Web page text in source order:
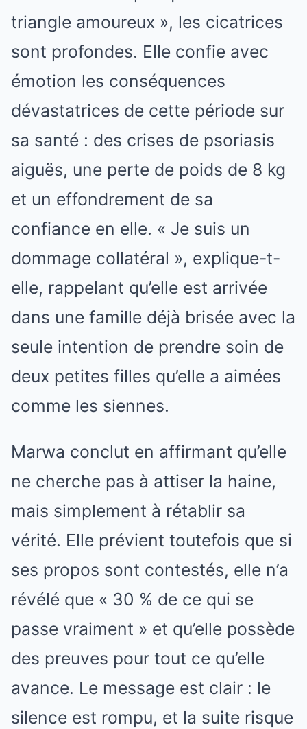
triangle amoureux », les cicatrices
sont profondes. Elle confie avec
émotion les conséquences
dévastatrices de cette période sur
sa santé : des crises de psoriasis
aiguës, une perte de poids de 8 kg
et un effondrement de sa
confiance en elle. « Je suis un
dommage collatéral », explique-t-
elle, rappelant qu’elle est arrivée
dans une famille déjà brisée avec la
seule intention de prendre soin de
deux petites filles qu’elle a aimées
comme les siennes.
Marwa conclut en affirmant qu’elle
ne cherche pas à attiser la haine,
mais simplement à rétablir sa
vérité. Elle prévient toutefois que si
ses propos sont contestés, elle n’a
révélé que « 30 % de ce qui se
passe vraiment » et qu’elle possède
des preuves pour tout ce qu’elle
avance. Le message est clair : le
silence est rompu, et la suite risque